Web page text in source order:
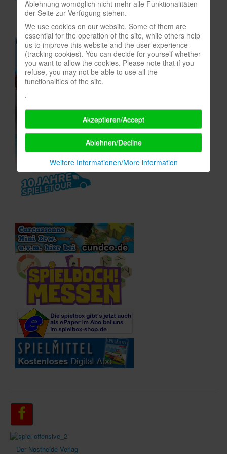
In eigener Sache-On our own behalf
Archivierte Meldungen-News archive
Der Nostheide Verlag
Ablehnung womöglich nicht mehr alle Funktionalitäten
der Seite zur Verfügung stehen.
We use cookies on our website. Some of them are
essential for the operation of the site, while others help
us to improve this website and the user experience
(tracking cookies). You can decide for yourself whether
you want to allow the cookies. Please note that if you
refuse, you may not be able to use all the
functionalities of the site.
.
Akzeptieren/Accept
Ablehnen/Decline
Weitere Informationen/More information